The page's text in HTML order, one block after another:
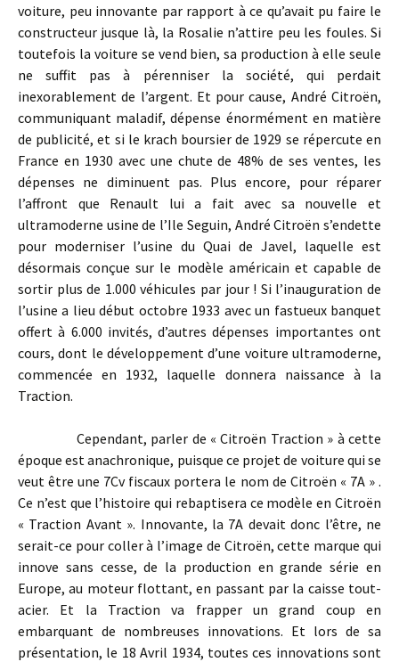
voiture, peu innovante par rapport à ce qu’avait pu faire le
constructeur jusque là, la Rosalie n’attire peu les foules. Si
toutefois la voiture se vend bien, sa production à elle seule
ne suffit pas à pérenniser la société, qui perdait
inexorablement de l’argent. Et pour cause, André Citroën,
communiquant maladif, dépense énormément en matière
de publicité, et si le krach boursier de 1929 se répercute en
France en 1930 avec une chute de 48% de ses ventes, les
dépenses ne diminuent pas. Plus encore, pour réparer
l’affront que Renault lui a fait avec sa nouvelle et
ultramoderne usine de l’Ile Seguin, André Citroën s’endette
pour moderniser l’usine du Quai de Javel, laquelle est
désormais conçue sur le modèle américain et capable de
sortir plus de 1.000 véhicules par jour ! Si l’inauguration de
l’usine a lieu début octobre 1933 avec un fastueux banquet
offert à 6.000 invités, d’autres dépenses importantes ont
cours, dont le développement d’une voiture ultramoderne,
commencée en 1932, laquelle donnera naissance à la
Traction.
Cependant, parler de « Citroën Traction » à cette
époque est anachronique, puisque ce projet de voiture qui se
veut être une 7Cv fiscaux portera le nom de Citroën « 7A » .
Ce n’est que l’histoire qui rebaptisera ce modèle en Citroën
« Traction Avant ». Innovante, la 7A devait donc l’être, ne
serait-ce pour coller à l’image de Citroën, cette marque qui
innove sans cesse, de la production en grande série en
Europe, au moteur flottant, en passant par la caisse tout-
acier. Et la Traction va frapper un grand coup en
embarquant de nombreuses innovations. Et lors de sa
présentation, le 18 Avril 1934, toutes ces innovations sont